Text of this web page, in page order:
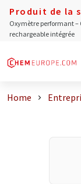
Produit de la
Oxymètre performant
rechargeable intégrée
Home